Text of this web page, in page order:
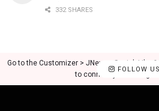
332 SHARES
FOLLOW US
Go to the Customizer > JNews : Social, Like
to connect your